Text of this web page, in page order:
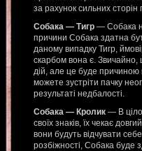
за рахунок сильних
Собака — Тигр — Собака
причини Собака здатна
даному випадку Тигр,
скарбом вона є.
дій, але це буде причиною
можете зустріти пачку
результаті недбалості.
Собака — Кролик — В
своїх знаків, їх чекає
вони будуть відчувати
розбіжності, Собака буде